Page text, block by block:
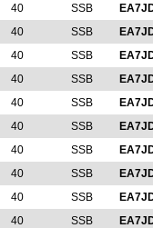
40 SSB
40 SSB
40 SSB
40 SSB
40 SSB
40 SSB
40 SSB
40 SSB
40 SSB
40 SSB